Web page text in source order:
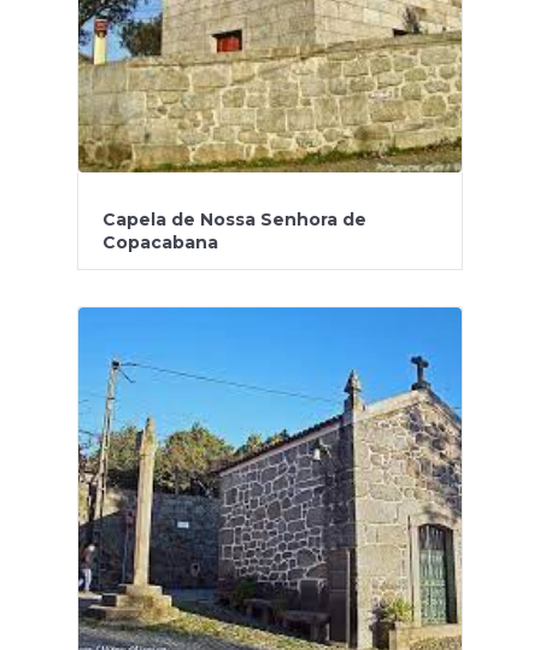
Capela de Nossa Senhora de
Copacabana